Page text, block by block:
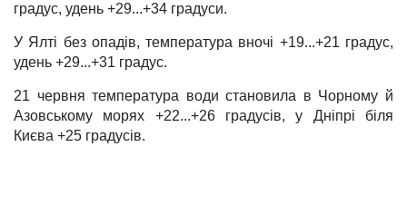
градус, удень +29...+34 градуси.
У Ялті без опадів, температура вночі +19...+21 градус,
удень +29...+31 градус.
21 червня температура води становила в Чорному й
Азовському морях +22...+26 градусів, у Дніпрі біля
Києва +25 градусів.